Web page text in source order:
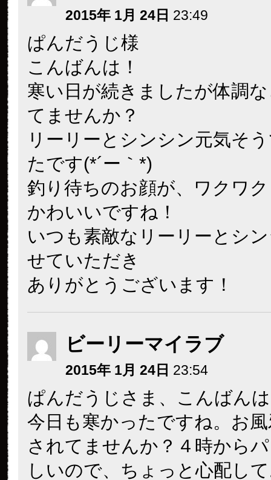
2015年 1月 24日 23:49
ぱんだうじ様
こんばんは！
寒い日が続きましたが体調
てませんか？
リーリーとシンシン元気そ
たです(*´ー｀*)
釣り待ちのお顔が、ワクワ
かわいいですね！
いつも素敵なリーリーとシ
せていただき
ありがとうございます！
ビーリーマイラブ
2015年 1月 24日 23:54
ぱんだうじさま、こんばん
今日も寒かったですね。お
されてませんか？４時から
しいので、ちょっと心配し